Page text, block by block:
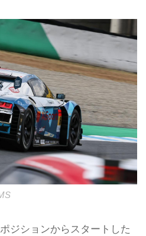
ジションからスタートした